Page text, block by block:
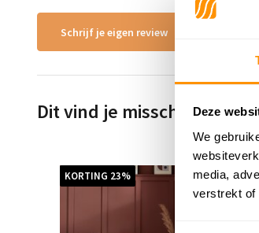
Deze
We
media,
verstrekt of
Schrijf je eigen review
Dit vind je misschien ook
KORTING 23%